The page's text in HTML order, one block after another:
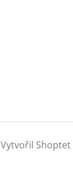
Vytvořil Shoptet